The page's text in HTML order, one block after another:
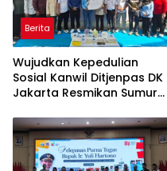
Berita
Wujudkan Kepedulian
Sosial Kanwil Ditjenpas DK
Jakarta Resmikan Sumur